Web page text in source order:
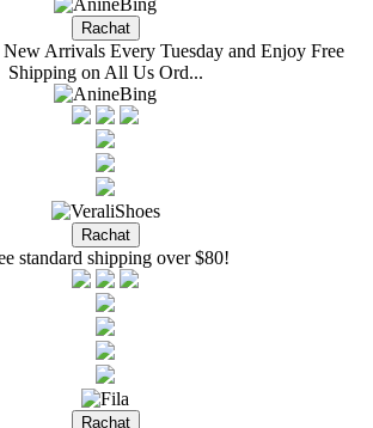
Arrivals Every Tuesday and Enjoy Free
Shipping on All Us Ord...
standard shipping over $80!